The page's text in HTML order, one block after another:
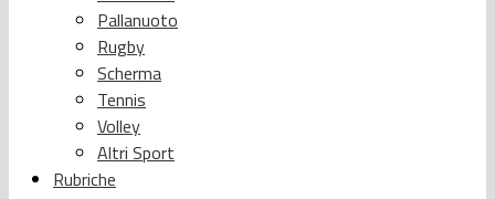
Pallanuoto
Rugby
Scherma
Tennis
Volley
Altri Sport
Rubriche